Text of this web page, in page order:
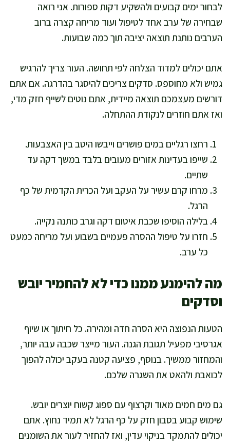
לבחור ימים קבועים ולהשקיע דקות ספורות. אני רואה
שבחירה של ערב אחד לטיפול ועוד מריחה קצרה ברוב
הערבים נותנת תוצאה יציבה תוך כמה שבועות.
אתם יכולים למדוד הצלחה לפי תחושה. העור צריך להרגיש
גמיש ולא מחוספס. סדקים צריכים להיסגר בהדרגה. אם אתם
דורשים מעצמכם תוצאה מיידית, אתם נוטים לשייף חזק מדי,
ואז אתם חוזרים לנקודת ההתחלה.
רחצו רגליים במים פושרים וייבשו היטב בין האצבעות.
שייפו בעדינות אזורים מעובים בלבד במשך דקה עד
שתיים.
מרחו קרם עשיר על העקב ועל הכרית הקדמית של כף
הרגל.
בלילה הוסיפו שכבת איטום דקה וגרב כותנה נקייה.
חזרו על טיפול ההסרה פעמיים בשבוע ועל מריחה כמעט
כל ערב.
מה להימנע ממנו כדי לא להחמיר יובש
וסדקים
הטעות הנפוצה היא הסרה חדה ומהירה. כל חיתוך או שיוף
אגרסיבי מפעיל תגובת הגנה. העור מייצר שכבה עבה יותר,
והמחזור ממשיך. בנוסף, פציעה קטנה בעקב יכולה להפוך
לכואבת ולהאט את השגרה שלכם.
גם מים חמים מאוד וקרצוף עם ספוג קשוח יוצרים יובש.
שימוש קבוע בסבון חזק על כף הרגל לא תמיד נחוץ. אתם
יכולים להתמקד בניקוי עדין, ואז להחזיר לעור את השומנים